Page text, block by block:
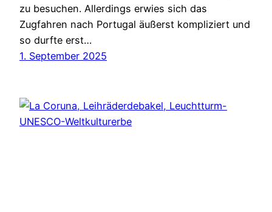
zu besuchen. Allerdings erwies sich das
Zugfahren nach Portugal äußerst kompliziert und
so durfte erst…
1. September 2025